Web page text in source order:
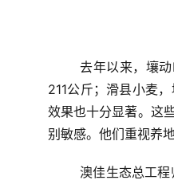
去年以来，壤
211公斤；滑县小麦
效果也十分显著。这
别敏感。他们重视养
澳佳生态总工